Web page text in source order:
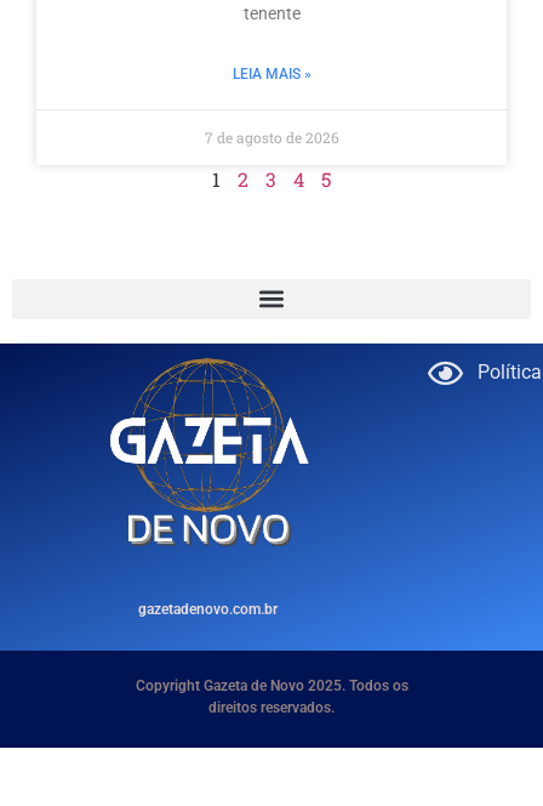
tenente
LEIA MAIS »
7 de agosto de 2026
1 2 3 4 5
gazetadenovo.com.br
Copyright Gazeta de Novo 2025. Todos os
direitos reservados.